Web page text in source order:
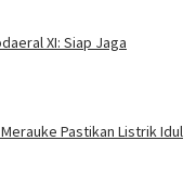
XI: Siap Jaga
Pastikan Listrik Idul